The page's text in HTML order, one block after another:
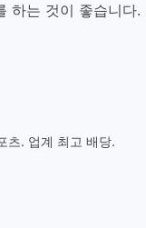
하는 것이 좋습니다.
츠. 업계 최고 배당.